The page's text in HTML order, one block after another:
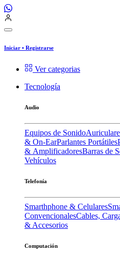
Iniciar • Registrarse
Ver categorias
Tecnología
Audio
Equipos de Sonido
& On-EarParlantes Portátiles
& AmplificadoresBarras de
Vehículos
Telefonía
Smarthphone & Celulares
ConvencionalesCables,
& Accesorios
Computación